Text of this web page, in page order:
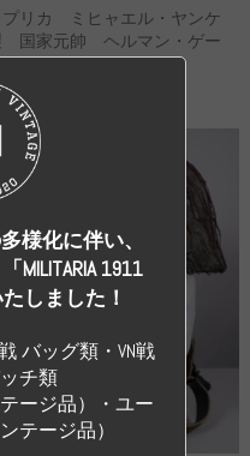
プリカ ミヒャエル・ヤンケ
国家元帥 ヘルマン・ゲー
り切れ
様化に伴い、
1911
たしました！
バッグ類・VN戦
チ類
ージ品）・ユー
テージ品）